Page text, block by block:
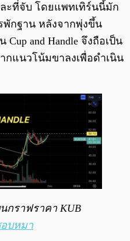
ที่จับ โดยแพทเทิร์นนี้มัก
พักฐาน หลังจากพุ่งขึ้น
and Handle จึงถือเป็น
แนวโน้มขาลงเพื่อดำเนิน
กราฟราคา KUB
บหมา